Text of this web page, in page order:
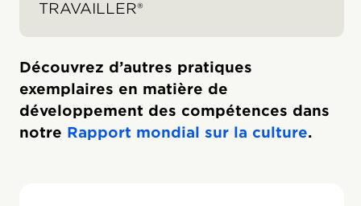
TRAVAILLER®
Découvrez d’autres pratiques
exemplaires en matière de
développement des compétences dans
notre Rapport mondial sur la culture.